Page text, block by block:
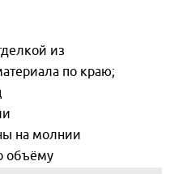
из
по краю;
на молнии
объёму